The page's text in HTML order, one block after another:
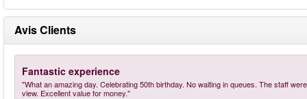
Avis Clients
Fantastic experience
"What an amazing day. Celebrating 50th birthday. No waiting in queues. The staff
view. Excellent value for money."